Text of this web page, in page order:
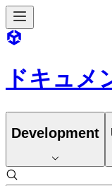
ドキュメ
Development